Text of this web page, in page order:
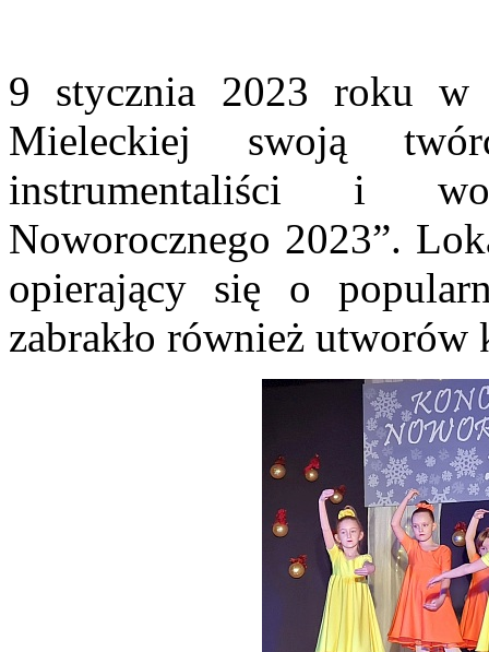
9 stycznia 2023 roku
Mieleckiej swoją
instrumentaliści i
Noworocznego 2023”.
opierający się o
zabrakło również utworów